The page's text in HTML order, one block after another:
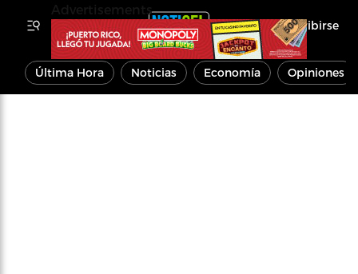
Inscribirse
Última Hora Noticias Economía Opiniones
Advertisements